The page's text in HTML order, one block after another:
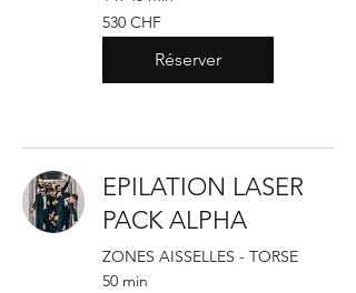
530
francs
suisses
530 CHF
Réserver
EPILATION LASER
PACK ALPHA
ZONES AISSELLES - TORSE
50 min